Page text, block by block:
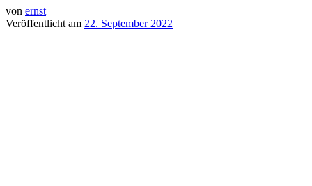
von ernst
Veröffentlicht am 22. September 2022